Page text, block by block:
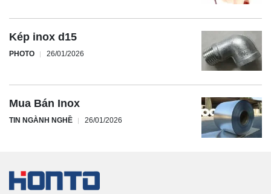
Kép inox d15
PHOTO 26/01/2026
Mua Bán Inox
TIN NGÀNH NGHỀ 26/01/2026